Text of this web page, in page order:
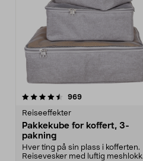
969anmeldelser
Reiseeffekter
Pakkekube for koffert, 3-
pakning
Hver ting på sin plass i kofferten.
Reisevesker med luftig meshlokk
4.5 av 5 stjerner